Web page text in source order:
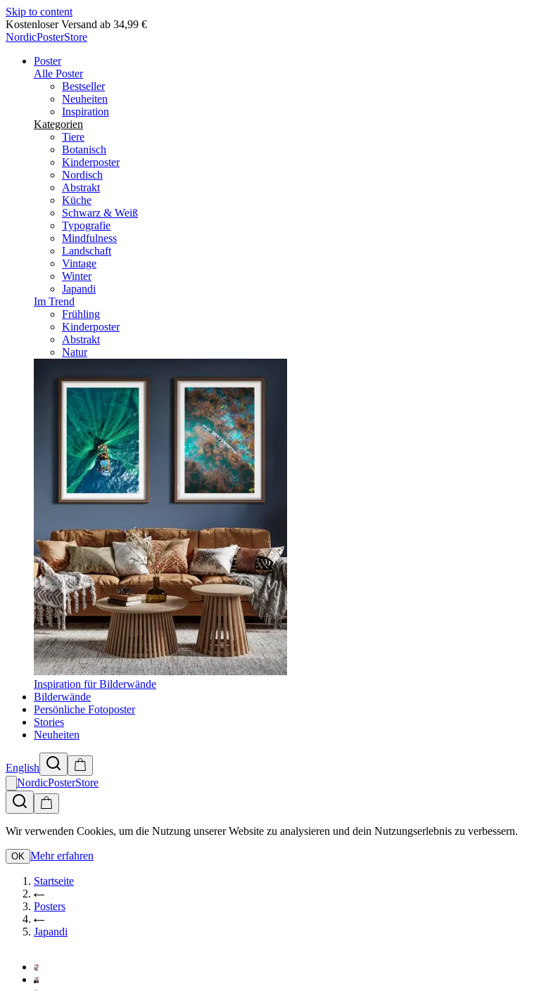
Skip to content
Lieferung in 2-5 Werktagen
NordicPosterStore
Poster
Alle Poster
Bestseller
Neuheiten
Inspiration
Kategorien
Tiere
Botanisch
Kinderposter
Nordisch
Abstrakt
Küche
Schwarz & Weiß
Typografie
Mindfulness
Landschaft
Vintage
Winter
Japandi
Im Trend
Frühling
Kinderposter
Abstrakt
Natur
Inspiration für Bilderwände
Bilderwände
Persönliche Fotoposter
Stories
Neuheiten
English
NordicPosterStore
Wir verwenden Cookies, um die Nutzung unserer Website zu analysieren und dein Nutzungserlebnis zu verbessern.
OK Mehr erfahren
Startseite
Posters
Japandi